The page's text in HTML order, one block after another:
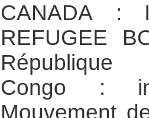
CANADA :
REFUGEE
Congo :
Mouvement